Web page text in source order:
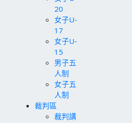
20
女子U-
17
女子U-
15
男子五
人制
女子五
人制
裁判區
裁判講